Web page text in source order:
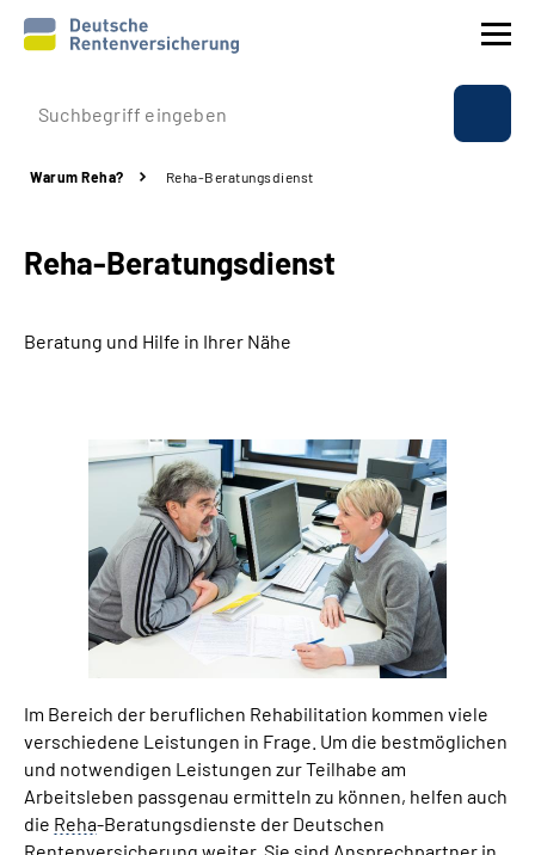
Prävention
Rente
Beratung & Kontakt
Über uns & Presse
Online-Services
Suche
Language
Inhalte in Gebärdensprache (DGS)
Leichte Sprache
Warum Reha? Reha-Beratungsdienst
Reha-Beratungsdienst
Beratung und Hilfe in Ihrer Nähe
Im Bereich der beruflichen Rehabilitation kommen viele
verschiedene Leistungen in Frage. Um die bestmöglichen
und notwendigen Leistungen zur Teilhabe am
Arbeitsleben passgenau ermitteln zu können, helfen auch
die Reha-Beratungsdienste der Deutschen